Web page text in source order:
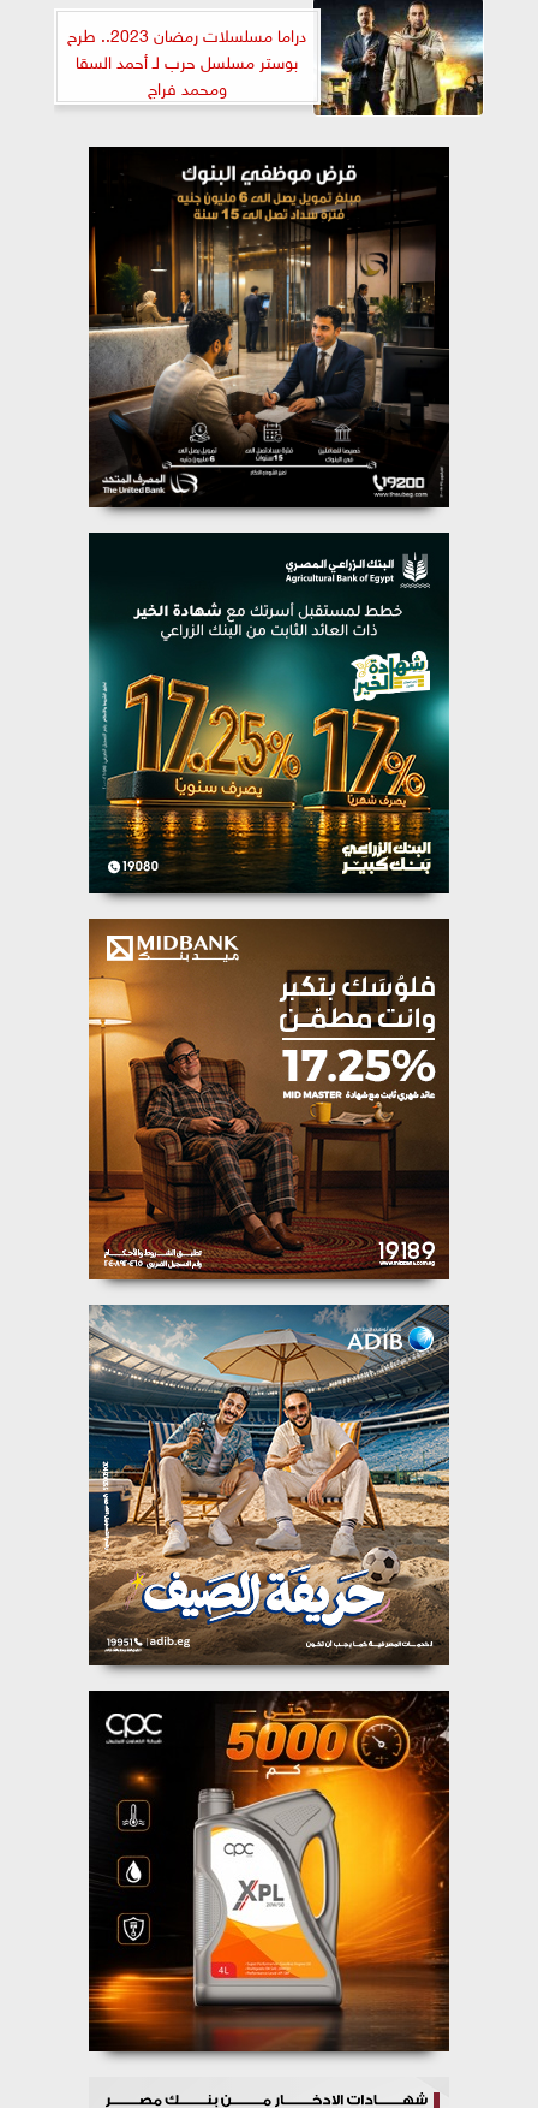
دراما مسلسلات رمضان 2023.. طرح
بوستر مسلسل حرب لـ أحمد السقا
ومحمد فراج